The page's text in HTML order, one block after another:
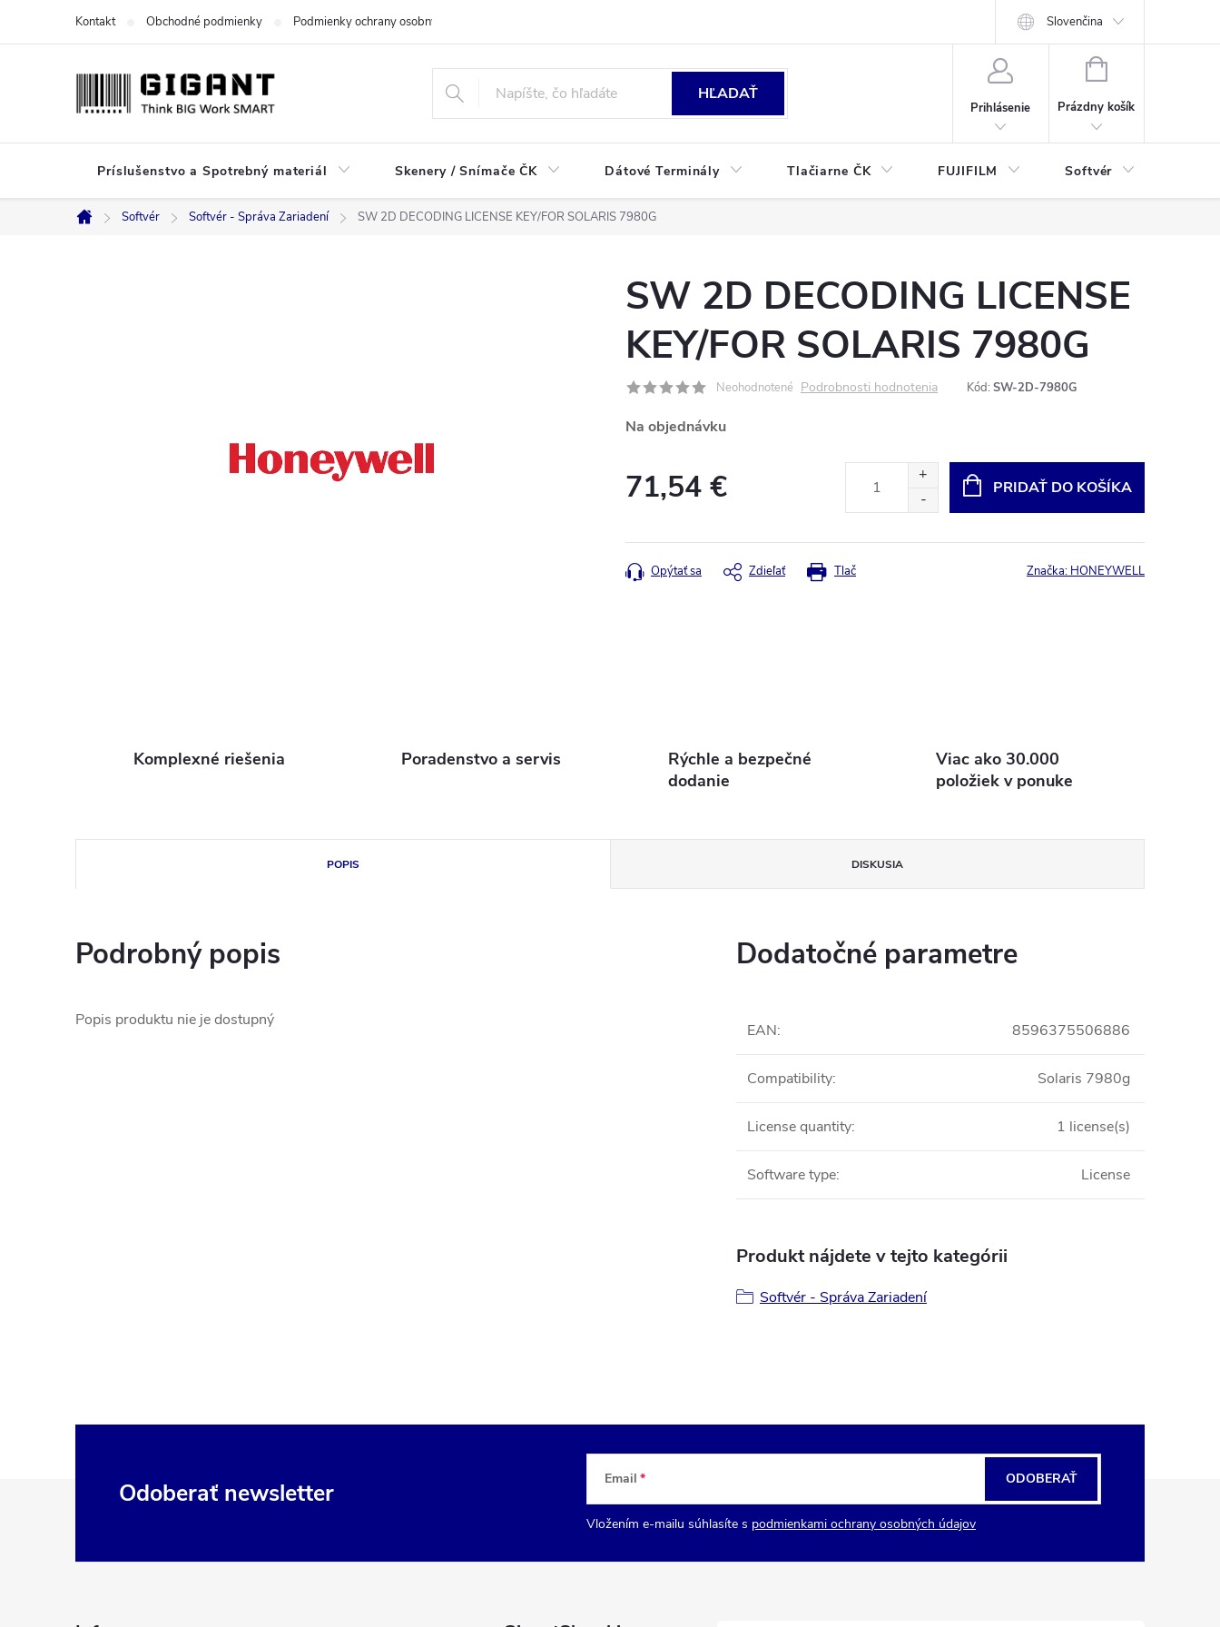
Kontakt Obchodné podmienky Podmienky ochrany osobných údajov Slovenčina
HĽADAŤ
Prihlásenie
NÁKUPNÝ
Prázdny košík
Príslušenstvo a Spotrebný materiál Skenery / Snímače ČK Dátové Terminály Tlačiarne ČK FUJIFILM Softvér
Domov
Softvér Softvér - Správa Zariadení SW 2D DECODING LICENSE KEY/FOR SOLARIS 7980G
SW 2D DECODING LICENSE
KEY/FOR SOLARIS 7980G
Neohodnotené Podrobnosti hodnotenia Kód: SW-2D-7980G
Na objednávku
71,54 € PRIDAŤ DO KOŠÍKA
Tlač
Opýtať sa Zdieľať Značka: HONEYWELL
Komplexné riešenia Poradenstvo a servis
Rýchle a bezpečné
dodanie
Viac ako 30.000
položiek v ponuke
POPIS DISKUSIA
Podrobný popis
Popis produktu nie je dostupný
Dodatočné parametre
EAN: 8596375506886
Compatibility: Solaris 7980g
License quantity: 1 license(s)
Software type: License
Produkt nájdete v tejto kategórii
Softvér - Správa Zariadení
Odoberať newsletter Email
Vložením e-mailu súhlasíte s podmienkami ochrany osobných údajov
ODOBERAŤ